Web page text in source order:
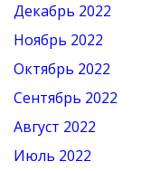
Декабрь 2022
Ноябрь 2022
Октябрь 2022
Сентябрь 2022
Август 2022
Июль 2022